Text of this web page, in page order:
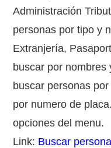
Administración
personas por tipo y
Extranjería,
buscar por nombres
buscar personas
por numero de
opciones del menu.
Link: Buscar